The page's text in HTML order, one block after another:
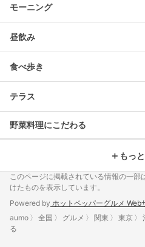
モーニング
昼飲み
食べ歩き
テラス
野菜料理にこだわる
＋ もっ
このページに掲載されている情報の一部
けたものを表示しています。
Powered by ホットペッパーグルメ Web
aumo
全国 グルメ 関東 東京
る